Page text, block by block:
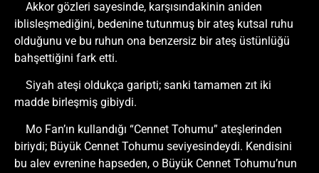
Akkor gözleri sayesinde, karşısındakinin aniden
iblisleşmediğini, bedenine tutunmuş bir ateş kutsal ruhu
olduğunu ve bu ruhun ona benzersiz bir ateş üstünlüğü
bahşettiğini fark etti.
Siyah ateşi oldukça garipti; sanki tamamen zıt iki
madde birleşmiş gibiydi.
Mo Fan’ın kullandığı “Cennet Tohumu” ateşlerinden
biriydi; Büyük Cennet Tohumu seviyesindeydi. Kendisini
bu alev evrenine hapseden, o Büyük Cennet Tohumu’nun